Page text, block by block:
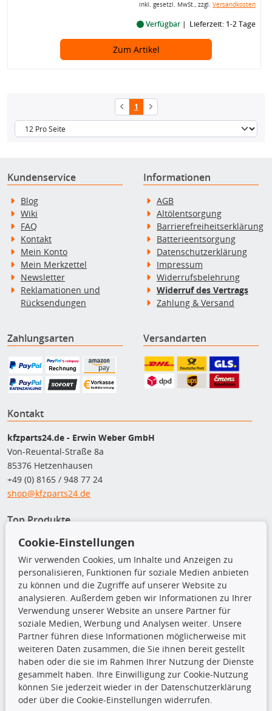
inkl. gesetzl. MwSt., zzgl. Versandkosten
Verfügbar Lieferzeit: 1-2 Tage
Zum Artikel
1
Kundenservice
Blog
Wiki
FAQ
Kontakt
Mein Konto
Mein Merkzettel
Newsletter
Reklamationen und
Rücksendungen
Informationen
AGB
Altölentsorgung
Barrierefreiheitserklärung
Batterieentsorgung
Datenschutzerklärung
Impressum
Widerrufsbelehrung
Widerruf des Vertrags
Zahlung & Versand
Zahlungsarten Versandarten
Kontakt
kfzparts24.de - Erwin Weber GmbH
Von-Reuental-Straße 8a
85376 Hetzenhausen
+49 (0) 8165 / 948 77 24
shop@kfzparts24.de
Top Produkte
Dachboxen
Dachgrundträger
Ersatzteile
Fahrradträger
Motoröle
Pflege- & Wartungsmittel
Schneeketten
TecDoc Inside
Cookie-Einstellungen
Wir verwenden Cookies, um Inhalte und Anzeigen zu
personalisieren, Funktionen für soziale Medien anbieten
zu können und die Zugriffe auf unserer Website zu
analysieren. Außerdem geben wir Informationen zu Ihrer
Verwendung unserer Website an unsere Partner für
soziale Medien, Werbung und Analysen weiter. Unsere
Partner führen diese Informationen möglicherweise mit
weiteren Daten zusammen, die Sie ihnen bereit gestellt
haben oder die sie im Rahmen Ihrer Nutzung der Dienste
gesammelt haben. Ihre Einwilligung zur Cookie-Nutzung
können Sie jederzeit wieder in der Datenschutzerklärung
oder über die Cookie-Einstellungen widerrufen.